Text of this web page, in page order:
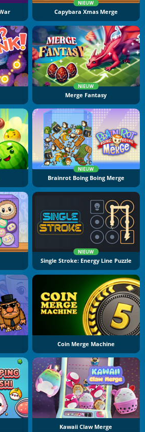
NIEUW
Capybara Xmas Merge
NIEUW
Merge Fantasy
NIEUW
Brainrot Boing Boing Merge
NIEUW
Single Stroke: Energy Line Puzzle
Coin Merge Machine
Kawaii Claw Merge